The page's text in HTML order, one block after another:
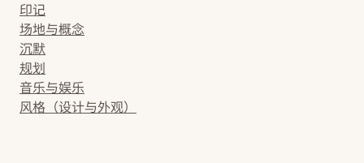
印记
场地与概念
沉默
规划
音乐与娱乐
风格（设计与外观）